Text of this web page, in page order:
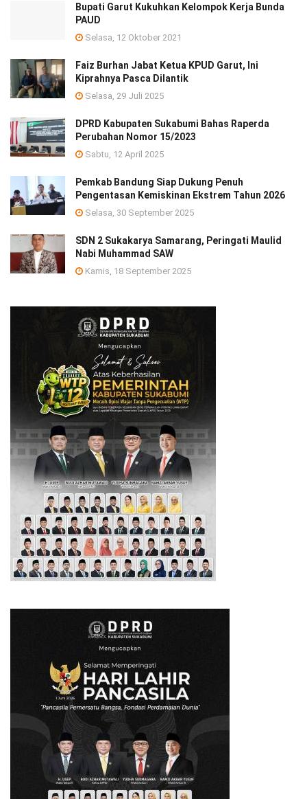
Bupati Garut Kukuhkan Kelompok Kerja Bunda
PAUD
Selasa, 12 Oktober 2021
Faiz Burhan Jabat Ketua KPUD Garut, Ini
Kiprahnya Pasca Dilantik
Selasa, 29 Juli 2025
DPRD Kabupaten Sukabumi Bahas Raperda
Perubahan Nomor 15/2023
Sabtu, 12 April 2025
Pemkab Bandung Siap Dukung Penuh
Pengentasan Kemiskinan Ekstrem Tahun 2026
Selasa, 30 September 2025
SDN 2 Sukakarya Samarang, Peringati Maulid
Nabi Muhammad SAW
Kamis, 18 September 2025